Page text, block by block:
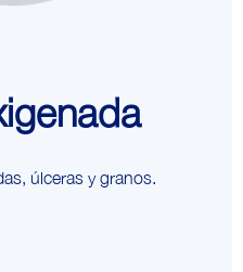
úlceras y granos.